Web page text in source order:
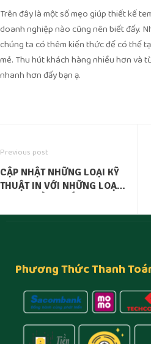
Trên đây là một số mẹo giúp thiết kế
doanh nghiệp nào cũng nên biết đấy.
chúng ta có thêm kiến thức để có thể
mẻ. Thu hút khách hàng nhiều hơn và
nhanh hơn đấy bạn ạ.
Previous post
CẬP NHẬT NHỮNG LOẠI KỸ
THUẬT IN VỚI NHỮNG LOẠI
CUỘC SỐNG
Phương Thức Thanh